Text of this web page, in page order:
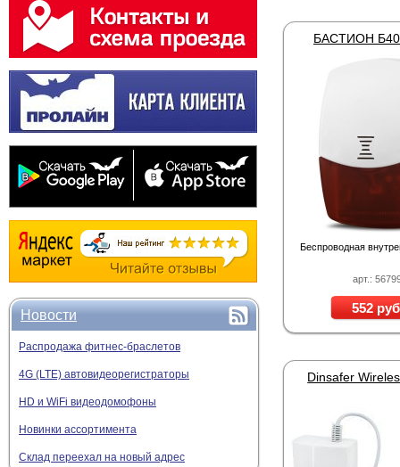
Новости
Распродажа фитнес-браслетов
4G (LTE) автовидеорегистраторы
HD и WiFi видеодомофоны
Новинки ассортимента
Склад переехал на новый адрес
арт.:
БАСТИОН
Беспроводная
552